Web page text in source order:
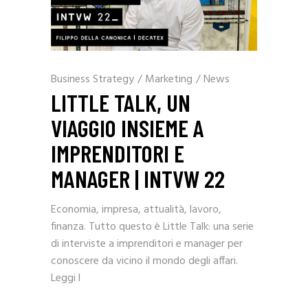
Business Strategy/ Marketing /News
LITTLE TALK, UN
VIAGGIO INSIEME A
IMPRENDITORI E
MANAGER | INTVW 22
Economia, impresa, attualità, lavoro,
finanza. Tutto questo è Little Talk: una serie
di interviste a imprenditori e manager per
conoscere da vicino il mondo degli affari.
Leggi l